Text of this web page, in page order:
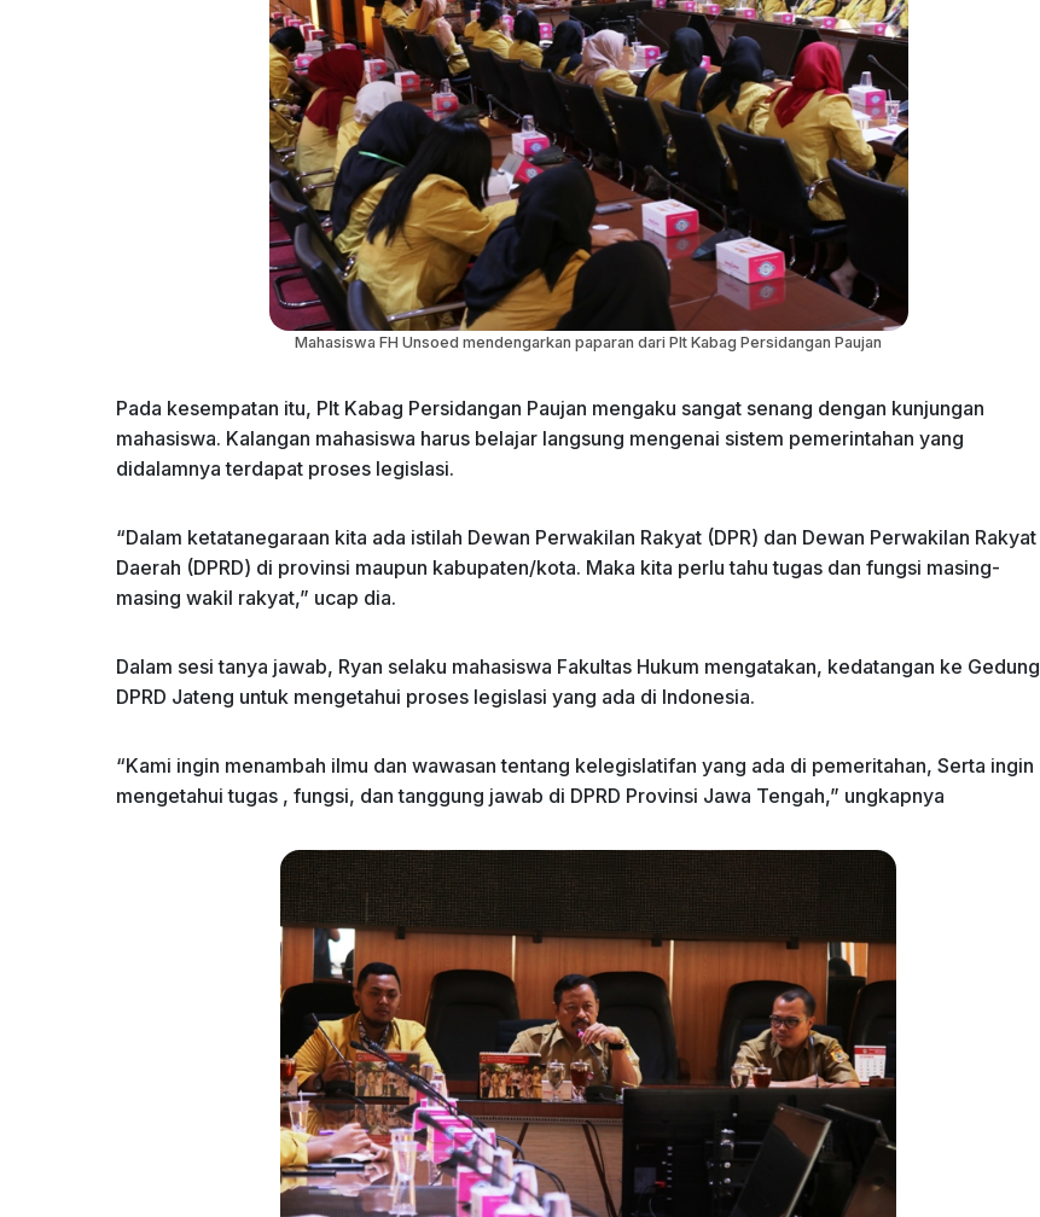
Mahasiswa FH Unsoed mendengarkan paparan dari Plt Kabag Persidangan Paujan
Pada kesempatan itu, Plt Kabag Persidangan Paujan mengaku sangat senang dengan kunjungan
mahasiswa. Kalangan mahasiswa harus belajar langsung mengenai sistem pemerintahan yang
didalamnya terdapat proses legislasi.
“Dalam ketatanegaraan kita ada istilah Dewan Perwakilan Rakyat (DPR) dan Dewan Perwakilan Rakyat
Daerah (DPRD) di provinsi maupun kabupaten/kota. Maka kita perlu tahu tugas dan fungsi masing-
masing wakil rakyat,” ucap dia.
Dalam sesi tanya jawab, Ryan selaku mahasiswa Fakultas Hukum mengatakan, kedatangan ke Gedung
DPRD Jateng untuk mengetahui proses legislasi yang ada di Indonesia.
“Kami ingin menambah ilmu dan wawasan tentang kelegislatifan yang ada di pemeritahan, Serta ingin
mengetahui tugas , fungsi, dan tanggung jawab di DPRD Provinsi Jawa Tengah,” ungkapnya